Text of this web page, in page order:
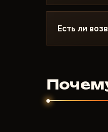
Оплата
приходит
Есть ли